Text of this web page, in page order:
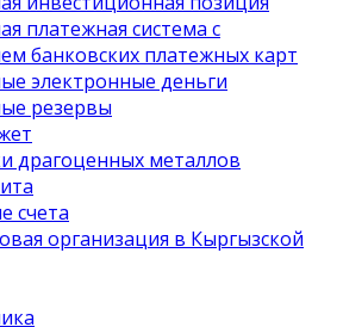
платежная система с
банковских платежных карт
электронные деньги
резервы
драгоценных металлов
счета
организация в Кыргызской